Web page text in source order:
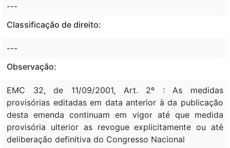
---
Classificação de direito:
---
Observação:
EMC 32, de 11/09/2001, Art. 2º : As medidas
provisórias editadas em data anterior à da publicação
desta emenda continuam em vigor até que medida
provisória ulterior as revogue explicitamente ou até
deliberação definitiva do Congresso Nacional